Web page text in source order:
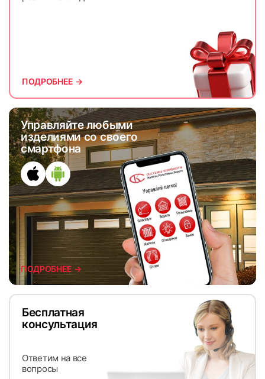
Управляйте любыми
изделиями со своего
смартфона
ПОДРОБНЕЕ →
ПОДРОБНЕЕ →
Бесплатная
консультация
Ответим на все
вопросы
61 62
64
65